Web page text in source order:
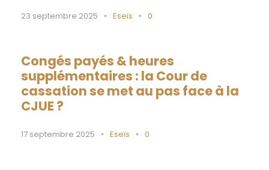
23 septembre 2025 • Eseïs • 0
Congés payés & heures
supplémentaires : la Cour de
cassation se met au pas face à la
CJUE ?
17 septembre 2025 • Eseïs • 0